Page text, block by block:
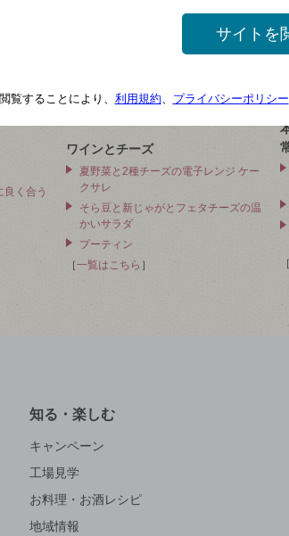
く合う
シャトーラグランジュ便り
ワインとチーズ
夏野菜と2種チーズの電子レンジ ケー
クサレ
そら豆と新じゃがとフェタチーズの温
かいサラダ
プーティン
［一覧はこちら ］
［
知る・楽しむ
キャンペーン
工場見学
お料理・お酒レシピ
地域情報
サイトを
閲覧することにより、 利用規約、 プライバシーポリシー